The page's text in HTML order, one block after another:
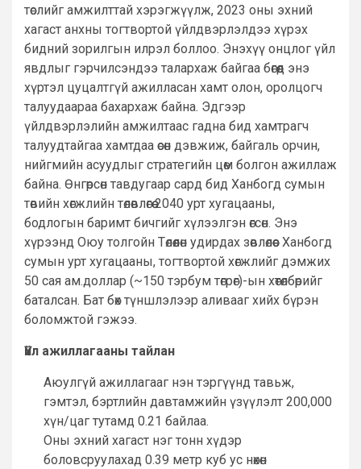
төслийг амжилттай хэрэгжүүлж, 2023 оны эхний
хагаст анхны тогтвортой үйлдвэрлэлдээ хүрэх
бидний зорилгын илрэл боллоо. Энэхүү онцлог үйл
явдлыг гэрчилсэндээ талархаж байгаа бөгөөд энэ
хүртэл цуцалтгүй ажилласан хамт олон, оролцогч
талуудаараа бахархаж байна. Эдгээр
үйлдвэрлэлийн амжилтаас гадна бид хамтрагч
талуудтайгаа хамтдаа өсөн дэвжиж, байгаль орчин,
нийгмийн асуудлыг стратегийн цөм болгон ажиллаж
байна. Өнгөрсөн тавдугаар сард бид Ханбогд сумын
төвийн хөгжлийн төлөвлөгөө 2040 урт хугацааны,
бодлогын баримт бичгийг хүлээлгэн өгсөн. Энэ
хүрээнд Оюу толгойн Төлөөлөн удирдах зөвлөлөөс Ханбогд
сумын урт хугацааны, тогтвортой хөгжлийг дэмжих
50 сая ам.доллар (~150 тэрбум төгрөг)-ын хөтөлбөрийг
баталсан. Бат бөх түншлэлээр аливааг хийх бүрэн
боломжтой гэжээ.
Үйл ажиллагааны тайлан
Аюулгүй ажиллагааг нэн тэргүүнд тавьж,
гэмтэл, бэртлийн давтамжийн үзүүлэлт 200,000
хүн/цаг тутамд 0.21 байлаа.
Оны эхний хагаст нэг тонн хүдэр
боловсруулахад 0.39 метр куб ус нөхөн